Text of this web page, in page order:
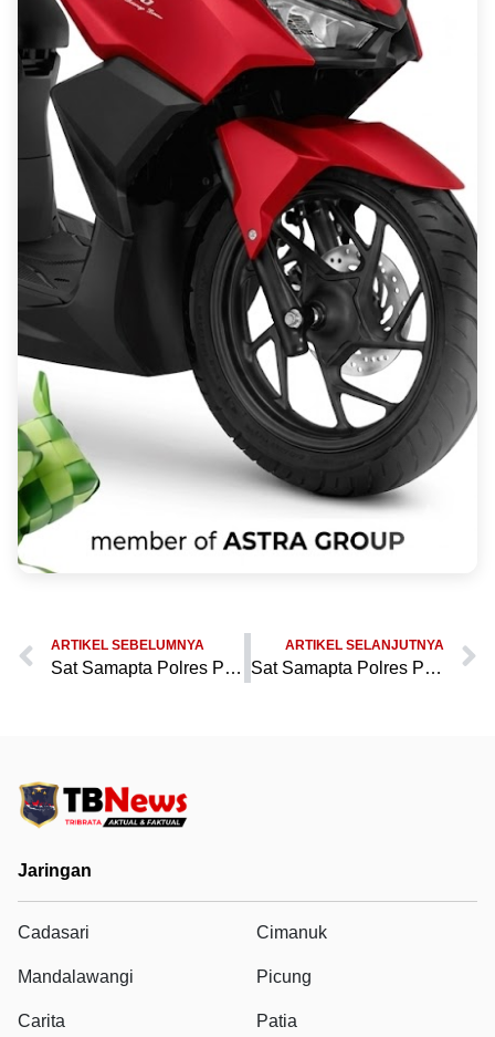
ARTIKEL SEBELUMNYA
Sat Samapta Polres Pandeglang Gelar Operasi Pengamanan di Stadion Badak untuk Hindari Kejahatan Akhir Pekan
ARTIKEL SELANJUTNYA
Sat Samapta Polres Pandeglang Pantau Stadion Badak, Upaya Pengamanan untuk Mencegah Kejahatan Akhir Pekan
Jaringan
Cadasari Cimanuk
Mandalawangi Picung
Carita Patia